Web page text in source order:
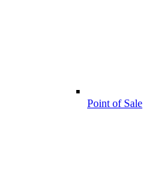
Point of Sale